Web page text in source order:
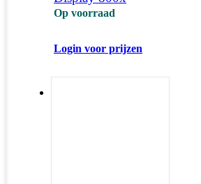
Op voorraad
Login voor prijzen